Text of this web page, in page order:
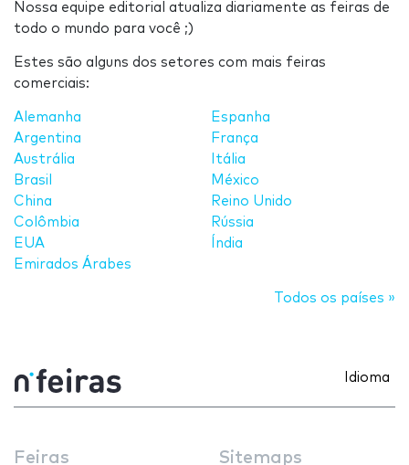
Nossa equipe editorial atualiza diariamente as feiras de
todo o mundo para você ;)
Estes são alguns dos setores com mais feiras
comerciais:
Alemanha
Argentina
Austrália
Brasil
China
Colômbia
EUA
Emirados Árabes
Espanha
França
Itália
México
Reino Unido
Rússia
Índia
Todos os países »
Idioma
Feiras Sitemaps